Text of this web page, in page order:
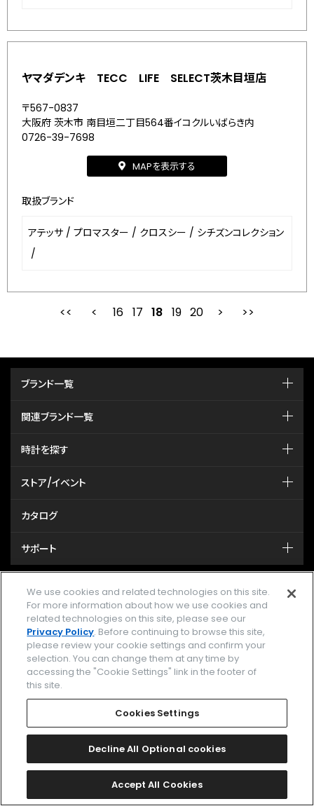
ヤマダデンキ TECC LIFE SELECT茨木目垣店
〒567-0837
大阪府 茨木市 南目垣二丁目564番イコクルいばらき内
0726-39-7698
MAPを表示する
取扱ブランド
アテッサ / プロマスター / クロスシー / シチズンコレクション
/
最初 前
16 17 18 19 20
ブランド一覧
関連ブランド一覧
時計を探す
ストア/イベント
カタログ
サポート
MY CITIZEN シチズンオーナーズクラブ
メールマガジン登録
GLOBAL
企業情報 ご利用規約
We use cookies and related technologies on this site.
For more information about how we use cookies and
related technologies on this site, please see our
Privacy Policy. Before continuing to browse this site,
please review your cookie settings and confirm your
selection. You can change them at any time by
accessing the "Cookie Settings" link in the footer of
this site.
Cookies Settings
Decline All Optional cookies
Accept All Cookies